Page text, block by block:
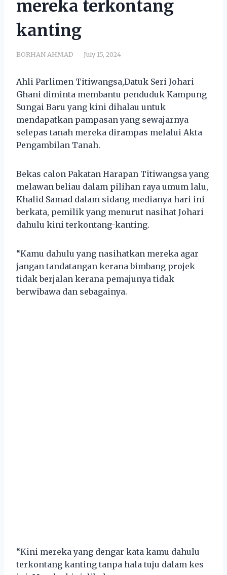
mereka terkontang
kanting
BORHAN AHMAD July 15, 2024
Ahli Parlimen Titiwangsa,Datuk Seri Johari
Ghani diminta membantu penduduk Kampung
Sungai Baru yang kini dihalau untuk
mendapatkan pampasan yang sewajarnya
selepas tanah mereka dirampas melalui Akta
Pengambilan Tanah.
Bekas calon Pakatan Harapan Titiwangsa yang
melawan beliau dalam pilihan raya umum lalu,
Khalid Samad dalam sidang medianya hari ini
berkata, pemilik yang menurut nasihat Johari
dahulu kini terkontang-kanting.
“Kamu dahulu yang nasihatkan mereka agar
jangan tandatangan kerana bimbang projek
tidak berjalan kerana pemajunya tidak
berwibawa dan sebagainya.
“Kini mereka yang dengar kata kamu dahulu
terkontang kanting tanpa hala tuju dalam kes